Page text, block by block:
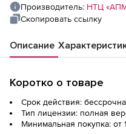
Производитель: НТЦ
Скопировать ссылку
Описание
Коротко о товаре
Срок действия:
Тип лицензии: полная
Минимальная покупка: от